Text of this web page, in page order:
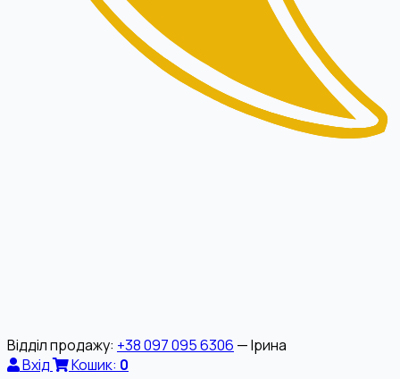
Відділ продажу: +38 097 095 6306 — Ірина
Вхід
Кошик: 0